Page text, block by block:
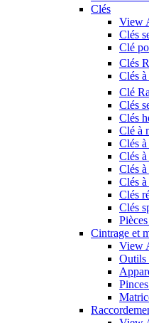
Clés
View
Clés
Clé
Clés
Clés
Clé
Clés
Clés
Clé à
Clés
Clés
Clés
Clés
Clés
Clés
Cintrage et
View
Outils